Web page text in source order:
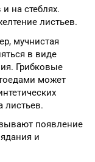
на стеблях.
листьев.
мучнистая
в виде
Грибковые
может
листьев.
появление
и